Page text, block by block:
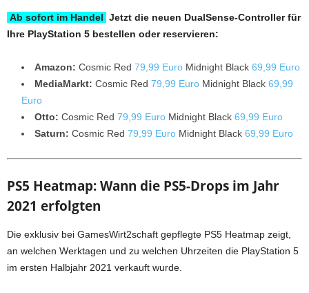
Ab sofort im Handel Jetzt die neuen DualSense-Controller für
Ihre PlayStation 5 bestellen oder reservieren:
Amazon: Cosmic Red 79,99 Euro Midnight Black 69,99 Euro
MediaMarkt: Cosmic Red 79,99 Euro Midnight Black 69,99
Euro
Otto: Cosmic Red 79,99 Euro Midnight Black 69,99 Euro
Saturn: Cosmic Red 79,99 Euro Midnight Black 69,99 Euro
PS5 Heatmap: Wann die PS5-Drops im Jahr
2021 erfolgten
Die exklusiv bei GamesWirt2schaft gepflegte PS5 Heatmap zeigt,
an welchen Werktagen und zu welchen Uhrzeiten die PlayStation 5
im ersten Halbjahr 2021 verkauft wurde.